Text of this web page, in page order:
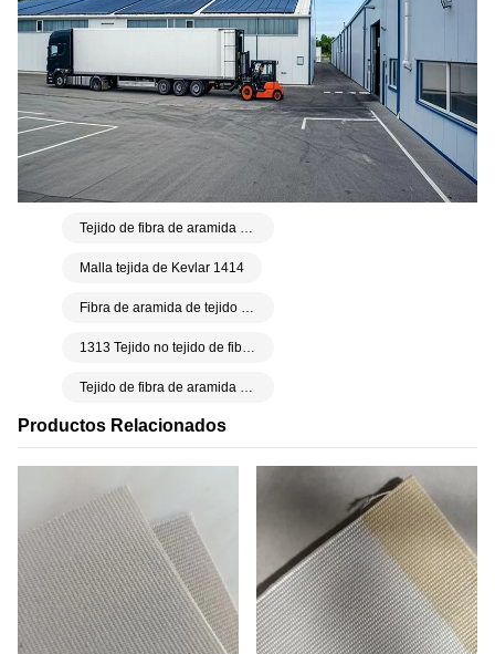
Productos Relacionados
Tejido de fibra de aramida de 420 g/m²
Malla tejida de Kevlar 1414
Fibra de aramida de tejido de sarga lisa de 3000d y 420 g/m²
1313 Tejido no tejido de fibra de aramida
Tejido de fibra de aramida 1313 resistente a altas temperaturas